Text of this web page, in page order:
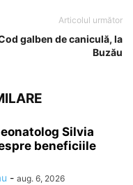
Articolul următor
galben de caniculă, la
Buzău
Silvia
beneficiile
- aug. 6, 2026